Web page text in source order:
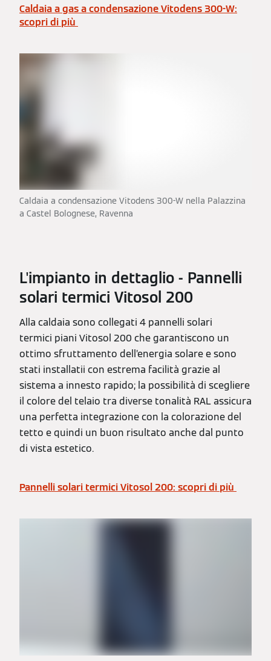
Caldaia a gas a condensazione Vitodens 300-W:
scopri di più
Caldaia a condensazione Vitodens 300-W nella Palazzina
a Castel Bolognese, Ravenna
L'impianto in dettaglio - Pannelli
solari termici Vitosol 200
Alla caldaia sono collegati 4 pannelli solari
termici piani Vitosol 200 che garantiscono un
ottimo sfruttamento dell’energia solare e sono
stati installatii con estrema facilità grazie al
sistema a innesto rapido; la possibilità di scegliere
il colore del telaio tra diverse tonalità RAL assicura
una perfetta integrazione con la colorazione del
tetto e quindi un buon risultato anche dal punto
di vista estetico.
Pannelli solari termici Vitosol 200: scopri di più